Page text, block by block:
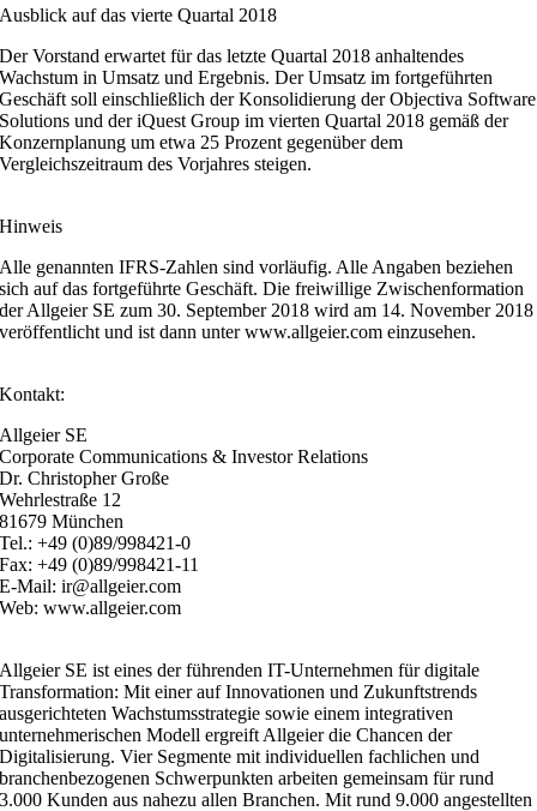
Ausblick auf das vierte Quartal 2018
Der Vorstand erwartet für das letzte Quartal 2018 anhaltendes
Wachstum in Umsatz und Ergebnis. Der Umsatz im fortgeführten
Geschäft soll einschließlich der Konsolidierung der Objectiva Software
Solutions und der iQuest Group im vierten Quartal 2018 gemäß der
Konzernplanung um etwa 25 Prozent gegenüber dem
Vergleichszeitraum des Vorjahres steigen.
Hinweis
Alle genannten IFRS-Zahlen sind vorläufig. Alle Angaben beziehen
sich auf das fortgeführte Geschäft. Die freiwillige Zwischenformation
der Allgeier SE zum 30. September 2018 wird am 14. November 2018
veröffentlicht und ist dann unter www.allgeier.com einzusehen.
Kontakt:
Allgeier SE
Corporate Communications & Investor Relations
Dr. Christopher Große
Wehrlestraße 12
81679 München
Tel.: +49 (0)89/998421-0
Fax: +49 (0)89/998421-11
E-Mail: ir@allgeier.com
Web: www.allgeier.com
Allgeier SE ist eines der führenden IT-Unternehmen für digitale
Transformation: Mit einer auf Innovationen und Zukunftstrends
ausgerichteten Wachstumsstrategie sowie einem integrativen
unternehmerischen Modell ergreift Allgeier die Chancen der
Digitalisierung. Vier Segmente mit individuellen fachlichen und
branchenbezogenen Schwerpunkten arbeiten gemeinsam für rund
3.000 Kunden aus nahezu allen Branchen. Mit rund 9.000 angestellten